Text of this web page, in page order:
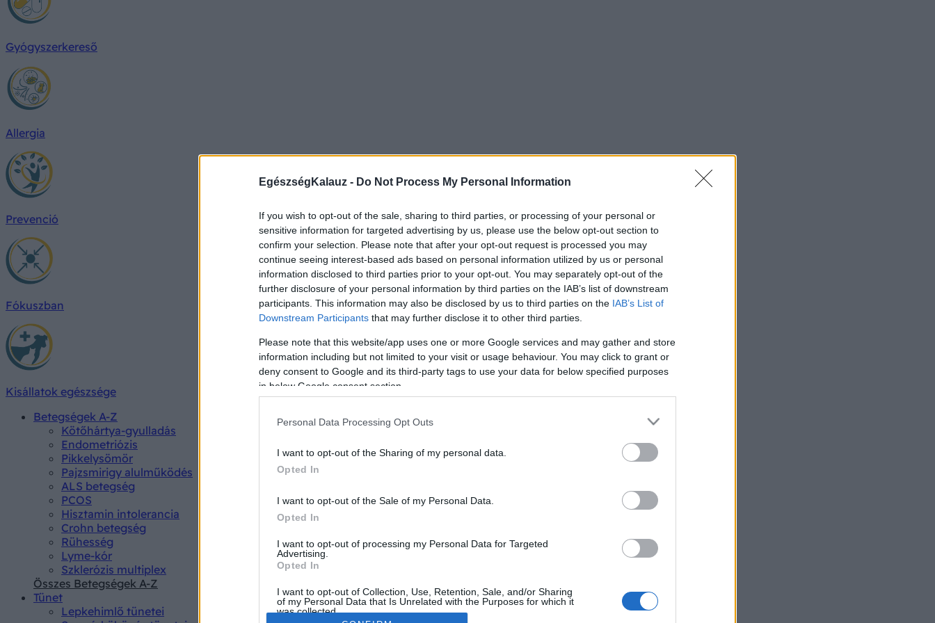
EgészségKalauz - Do Not Process My Personal Information
If you wish to opt-out of the sale, sharing to third parties, or processing of your personal or
sensitive information for targeted advertising by us, please use the below opt-out section to
confirm your selection. Please note that after your opt-out request is processed you may
continue seeing interest-based ads based on personal information utilized by us or personal
information disclosed to third parties prior to your opt-out. You may separately opt-out of the
further disclosure of your personal information by third parties on the IAB’s list of downstream
participants. This information may also be disclosed by us to third parties on the IAB’s List of
Downstream Participants that may further disclose it to other third parties.
Please note that this website/app uses one or more Google services and may gather and store
information including but not limited to your visit or usage behaviour. You may click to grant or
deny consent to Google and its third-party tags to use your data for below specified purposes
in below Google consent section.
Personal Data Processing Opt Outs
I want to opt-out of the Sharing of my personal data.
Opted In
I want to opt-out of the Sale of my Personal Data.
Opted In
I want to opt-out of processing my Personal Data for Targeted
Advertising.
Opted In
I want to opt-out of Collection, Use, Retention, Sale, and/or Sharing
of my Personal Data that Is Unrelated with the Purposes for which it
was collected.
Gyógyszerkereső
Allergia
Prevenció
Fókuszban
Kisállatok egészsége
Betegségek A-Z
Kötőhártya-gyulladás
Endometriózis
Pikkelysömör
Pajzsmirigy alulműködés
ALS betegség
PCOS
Hisztamin intolerancia
Crohn betegség
Rühesség
Lyme-kór
Szklerózis multiplex
Összes Betegségek A-Z
Tünet
Lepkehimlő tünetei